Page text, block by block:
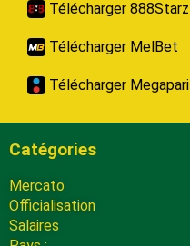
Télécharger 888Starz
Télécharger MelBet
Télécharger Megapari
Catégories
Mercato
Officialisation
Salaires